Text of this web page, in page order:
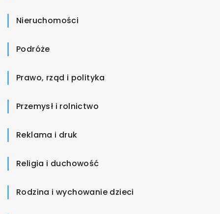
Nieruchomości
Podróże
Prawo, rząd i polityka
Przemysł i rolnictwo
Reklama i druk
Religia i duchowość
Rodzina i wychowanie dzieci